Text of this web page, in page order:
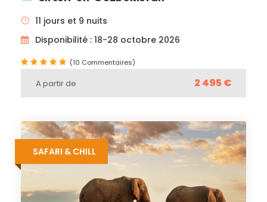
11 jours et 9 nuits
Disponibilité : 18-28 octobre 2026
(10 Commentaires)
A partir de 2 495 €
SAFARI & CHILL